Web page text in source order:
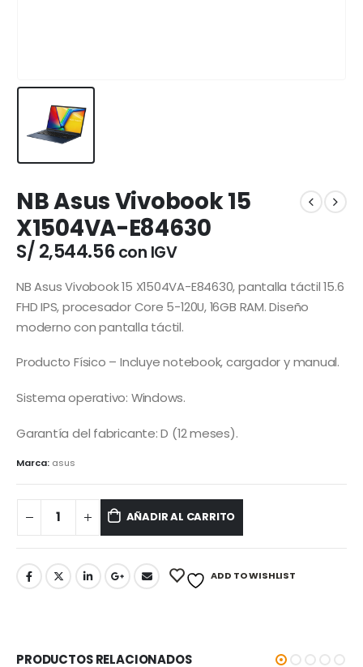
NB Asus Vivobook 15
X1504VA-E84630
S/ 2,544.56 con IGV
NB Asus Vivobook 15 X1504VA-E84630, pantalla táctil 15.6
FHD IPS, procesador Core 5-120U, 16GB RAM. Diseño
moderno con pantalla táctil.
Producto Físico – Incluye notebook, cargador y manual.
Sistema operativo: Windows.
Garantía del fabricante: D (12 meses).
Marca: asus
AÑADIR AL CARRITO
ADD TO WISHLIST
PRODUCTOS RELACIONADOS